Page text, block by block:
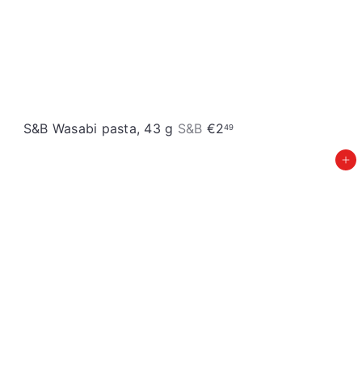
S&B Wasabi pasta, 43 g S&B €249
Įdėti į krepšelį